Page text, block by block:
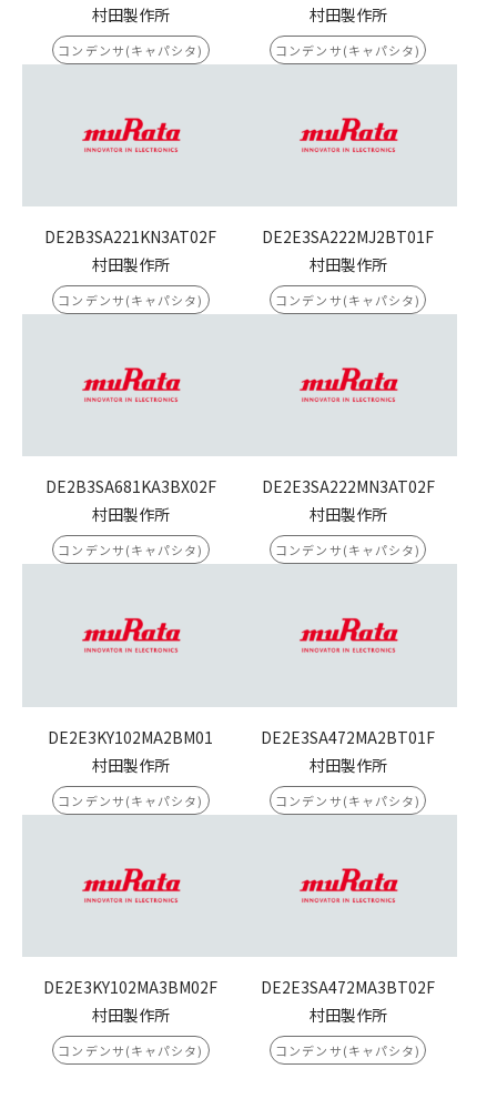
村田製作所
コンデンサ(キャパシタ)
村田製作所
コンデンサ(キャパシタ)
DE2B3SA221KN3AT02F
村田製作所
コンデンサ(キャパシタ)
DE2E3SA222MJ2BT01F
村田製作所
コンデンサ(キャパシタ)
DE2B3SA681KA3BX02F
村田製作所
コンデンサ(キャパシタ)
DE2E3SA222MN3AT02F
村田製作所
コンデンサ(キャパシタ)
DE2E3KY102MA2BM01
村田製作所
コンデンサ(キャパシタ)
DE2E3SA472MA2BT01F
村田製作所
コンデンサ(キャパシタ)
DE2E3KY102MA3BM02F
村田製作所
コンデンサ(キャパシタ)
DE2E3SA472MA3BT02F
村田製作所
コンデンサ(キャパシタ)